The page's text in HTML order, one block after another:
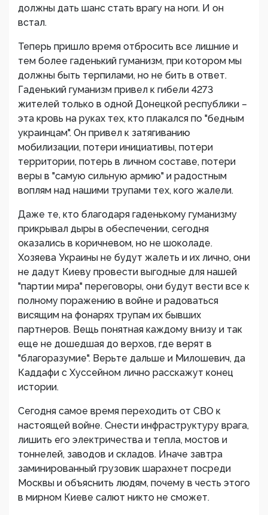
должны дать шанс стать врагу на ноги. И он
встал.
Теперь пришло время отбросить все лишние и
тем более гаденький гуманизм, при котором мы
должны быть терпилами, но не бить в ответ.
Гаденький гуманизм привел к гибели 4273
жителей только в одной Донецкой республики –
эта кровь на руках тех, кто плакался по "бедным
украинцам". Он привел к затягиванию
мобилизации, потери инициативы, потери
территории, потерь в личном составе, потери
веры в "самую сильную армию" и радостным
воплям над нашими трупами тех, кого жалели.
Даже те, кто благодаря гаденькому гуманизму
прикрывал дыры в обеспечении, сегодня
оказались в коричневом, но не шоколаде.
Хозяева Украины не будут жалеть и их лично, они
не дадут Киеву провести выгодные для нашей
"партии мира" переговоры, они будут вести все к
полному поражению в войне и радоваться
висящим на фонарях трупам их бывших
партнеров. Вещь понятная каждому внизу и так
еще не дошедшая до верхов, где верят в
"благоразумие". Верьте дальше и Милошевич, да
Каддафи с Хуссейном лично расскажут конец
истории.
Сегодня самое время переходить от СВО к
настоящей войне. Снести инфраструктуру врага,
лишить его электричества и тепла, мостов и
тоннелей, заводов и складов. Иначе завтра
заминированный грузовик шарахнет посреди
Москвы и объяснить людям, почему в честь этого
в мирном Киеве салют никто не сможет.